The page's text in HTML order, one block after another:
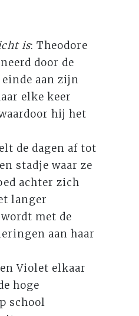
is: Theodore
door de
aan zijn
elke keer
hij het
de dagen af tot
stadje waar ze
achter zich
langer
met de
aan haar
Violet elkaar
hoge
school